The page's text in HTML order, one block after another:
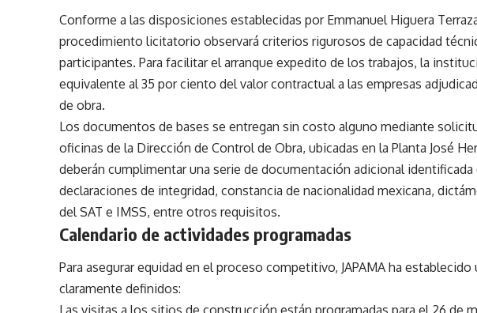
Conforme a las disposiciones establecidas por Emmanuel Higuera
procedimiento licitatorio observará criterios rigurosos de capacidad
participantes. Para facilitar el arranque expedito de los trabajos, la
equivalente al 35 por ciento del valor contractual a las empresas
de obra.
Los documentos de bases se entregan sin costo alguno mediante
oficinas de la Dirección de Control de Obra, ubicadas en la Planta José
deberán cumplimentar una serie de documentación adicional identificada
declaraciones de integridad, constancia de nacionalidad mexicana,
del SAT e IMSS, entre otros requisitos.
Calendario de actividades programadas
Para asegurar equidad en el proceso competitivo, JAPAMA ha
claramente definidos:
Las visitas a los sitios de construcción están programadas para el 26 de